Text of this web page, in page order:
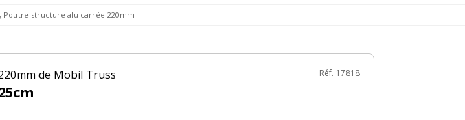
, Poutre structure alu carrée 220mm
de Mobil Truss Réf. 17818